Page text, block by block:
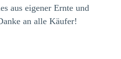
aus eigener Ernte und
an alle Käufer!